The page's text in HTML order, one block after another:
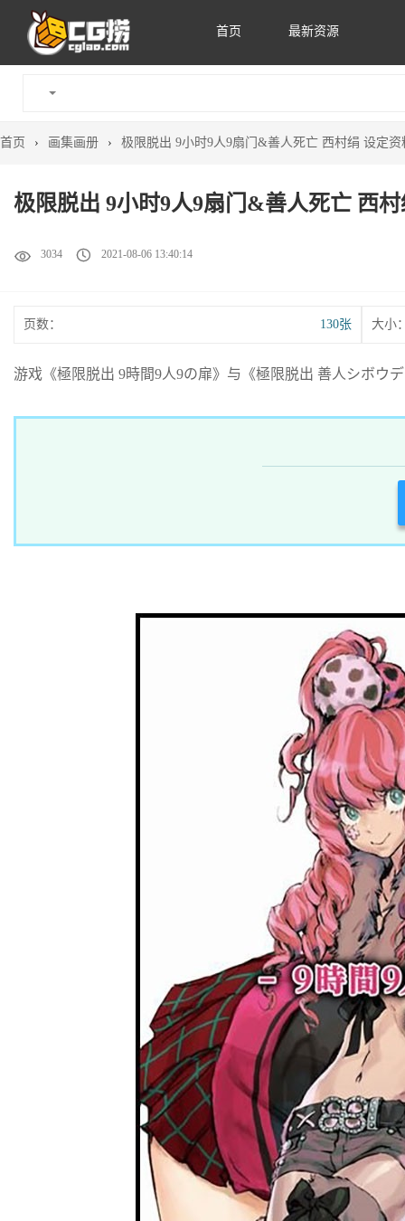
首页 最新资源
首页 › 画集画册 › 极限脱出 9小时9人9扇门&善人死亡 西村绢 设定资
极限脱出 9小时9人9扇门&善人死亡 西
3034 2021-08-06 13:40:14
页数： 130张 大小
游戏《極限脱出 9時間9人9の扉》与《極限脱出 善人シボウ